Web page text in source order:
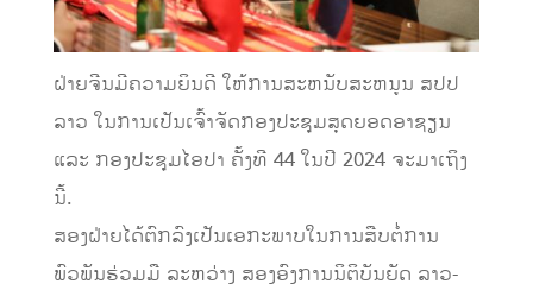
ຝ່າຍຈີນມີຄວາມຍິນດີ ໃຫ້ການສະຫນັບສະຫນູນ ສປປ
ລາວ ໃນການເປັນເຈົ້າຈັດກອງປະຊຸມສຸດຍອດອາຊຽນ
ແລະ ກອງປະຊຸມໄອປາ ຄັ້ງທີ 44 ໃນປີ 2024 ຈະມາເຖິງ
ນີ້.
ສອງຝ່າຍໄດ້ຕົກລົງເປັນເອກະພາບໃນການສືບຕໍ່ການ
ພົວພັນຮ່ວມມື ລະຫວ່າງ ສອງອົງການນິຕິບັນຍັດ ລາວ-